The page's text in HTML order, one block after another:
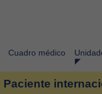
Cuadro médico
Paciente